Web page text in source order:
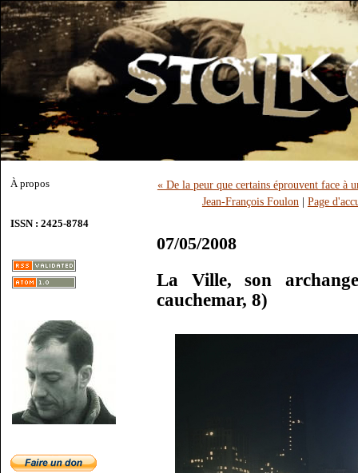
À propos
ISSN : 2425-8784
« De la peur que certains éprouvent face à
Jean-François Foulon | Page
07/05/2008
La Ville, son
cauchemar, 8)